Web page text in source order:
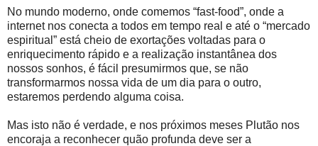
No mundo moderno, onde comemos “fast-food”, onde a
internet nos conecta a todos em tempo real e até o “mercado
espiritual” está cheio de exortações voltadas para o
enriquecimento rápido e a realização instantânea dos
nossos sonhos, é fácil presumirmos que, se não
transformarmos nossa vida de um dia para o outro,
estaremos perdendo alguma coisa.
Mas isto não é verdade, e nos próximos meses Plutão nos
encoraja a reconhecer quão profunda deve ser a